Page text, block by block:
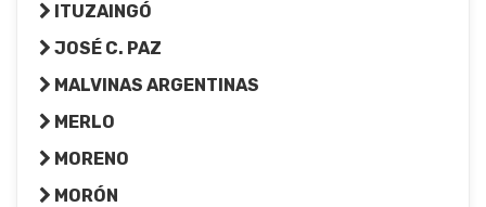
ITUZAINGÓ
JOSÉ C. PAZ
MALVINAS ARGENTINAS
MERLO
MORENO
MORÓN